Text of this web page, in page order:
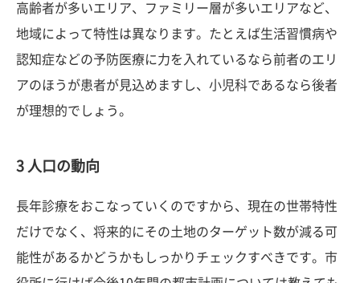
高齢者が多いエリア、ファミリー層が多いエリアなど、
地域によって特性は異なります。たとえば生活習慣病や
認知症などの予防医療に力を入れているなら前者のエリ
アのほうが患者が見込めますし、小児科であるなら後者
が理想的でしょう。
3 人口の動向
長年診療をおこなっていくのですから、現在の世帯特性
だけでなく、将来的にその土地のターゲット数が減る可
能性があるかどうかもしっかりチェックすべきです。市